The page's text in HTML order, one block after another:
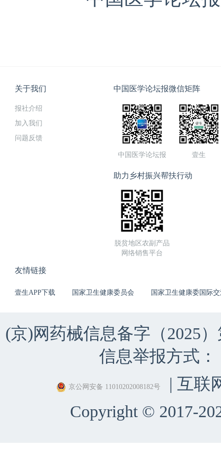
关于我们
报社介绍
加入我们
问题反馈
中国医学论坛报微信矩阵
中国医学论坛报 壹生
助力乡村振兴帮扶行动
脱贫地区农副产品
网络销售平台
友情链接
壹生APP下载 国家卫生健康委员会 国家卫生健康委国际
(京)网药械信息备字（2025
信息举报方式：
京公网安备 11010202008182号
| 互联
Copyright © 2017-